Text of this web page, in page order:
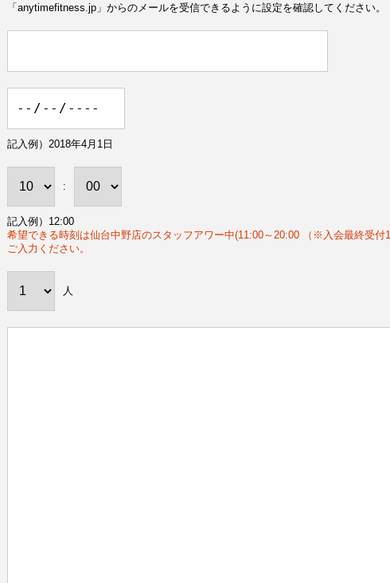
「anytimefitness.jp」からのメールを受信できるように設定を確認してください。
記入例）2018年4月1日
:
記入例）12:00
希望できる時刻は仙台中野店のスタッフアワー中(11:00～20:00 （※入会最終受付
ご入力ください。
人